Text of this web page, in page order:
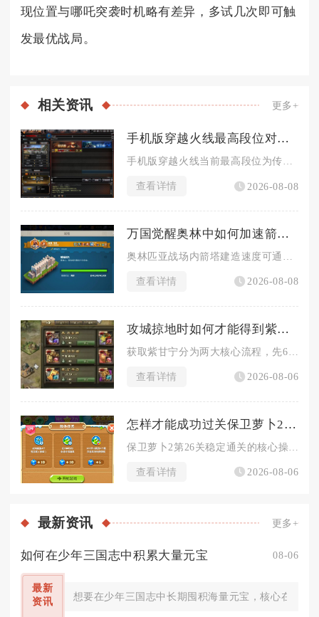
现位置与哪吒突袭时机略有差异，多试几次即可触
发最优战局。
相关资讯 更多+
手机版穿越火线最高段位对战战绩要求如何
手机版穿越火线当前最高段位为传奇，解锁该段位对战战绩硬性标准...
查看详情 2026-08-08
万国觉醒奥林中如何加速箭塔建造进程
查看详情 2026-08-08
攻城掠地时如何才能得到紫甘宁
查看详情 2026-08-06
怎样才能成功过关保卫萝卜2第26关
查看详情 2026-08-06
最新资讯 更多+
如何在少年三国志中积累大量元宝 08-06
最新
资讯
想要在少年三国志中长期囤积海量元宝，核心在于